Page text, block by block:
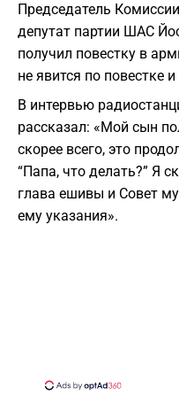
Председатель
депутат партии ШАС
получил повестку в
не явится по повестке
В интервью
рассказал: «Мой сын
скорее всего, это
“Папа, что делать?” Я
глава ешивы и Совет
ему указания».